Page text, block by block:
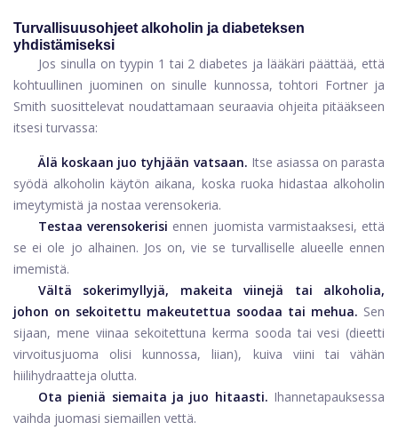
Turvallisuusohjeet alkoholin ja diabeteksen
yhdistämiseksi
Jos sinulla on tyypin 1 tai 2 diabetes ja lääkäri päättää, että
kohtuullinen juominen on sinulle kunnossa, tohtori Fortner ja
Smith suosittelevat noudattamaan seuraavia ohjeita pitääkseen
itsesi turvassa:
Älä koskaan juo tyhjään vatsaan. Itse asiassa on parasta
syödä alkoholin käytön aikana, koska ruoka hidastaa alkoholin
imeytymistä ja nostaa verensokeria.
Testaa verensokerisi ennen juomista varmistaaksesi, että
se ei ole jo alhainen. Jos on, vie se turvalliselle alueelle ennen
imemistä.
Vältä sokerimyllyjä, makeita viinejä tai alkoholia,
johon on sekoitettu makeutettua soodaa tai mehua. Sen
sijaan, mene viinaa sekoitettuna kerma sooda tai vesi (dieetti
virvoitusjuoma olisi kunnossa, liian), kuiva viini tai vähän
hiilihydraatteja olutta.
Ota pieniä siemaita ja juo hitaasti. Ihannetapauksessa
vaihda juomasi siemaillen vettä.